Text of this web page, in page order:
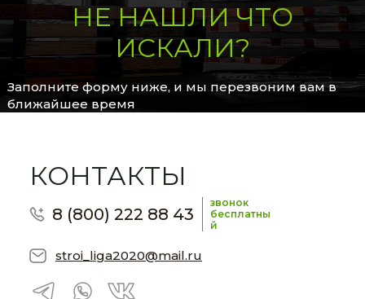
НЕ НАШЛИ ЧТО
ИСКАЛИ?
Заполните форму ниже, и мы перезвоним вам в
ближайшее время
КОНТАКТЫ
8 (800) 222 88 43
звонок
бесплатны
й
stroi_liga2020@mail.ru